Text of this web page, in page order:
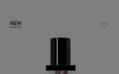
NEW